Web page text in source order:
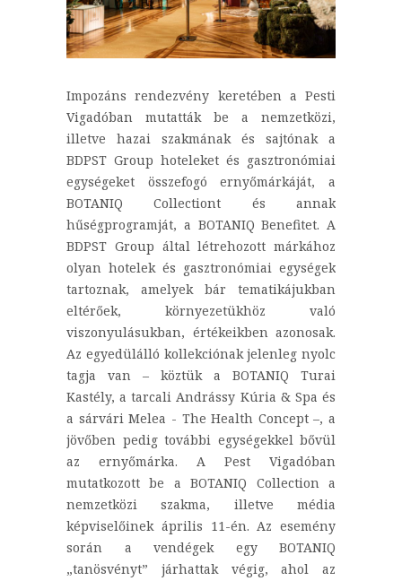
Impozáns rendezvény keretében a Pesti
Vigadóban mutatták be a nemzetközi,
illetve hazai szakmának és sajtónak a
BDPST Group hoteleket és gasztronómiai
egységeket összefogó ernyőmárkáját, a
BOTANIQ Collectiont és annak
hűségprogramját, a BOTANIQ Benefitet. A
BDPST Group által létrehozott márkához
olyan hotelek és gasztronómiai egységek
tartoznak, amelyek bár tematikájukban
eltérőek, környezetükhöz való
viszonyulásukban, értékeikben azonosak.
Az egyedülálló kollekciónak jelenleg nyolc
tagja van – köztük a BOTANIQ Turai
Kastély, a tarcali Andrássy Kúria & Spa és
a sárvári Melea - The Health Concept –, a
jövőben pedig további egységekkel bővül
az ernyőmárka. A Pest Vigadóban
mutatkozott be a BOTANIQ Collection a
nemzetközi szakma, illetve média
képviselőinek április 11-én. Az esemény
során a vendégek egy BOTANIQ
„tanösvényt” járhattak végig, ahol az